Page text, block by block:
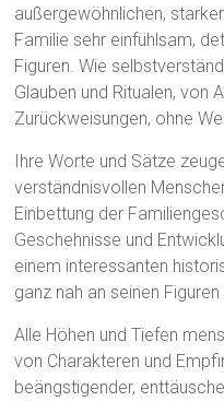
außergewöhnlichen,
Familie sehr einfühlsam,
Figuren. Wie
Glauben und Ritualen, von
Zurückweisungen, ohne
Ihre Worte und Sätze
verständnisvollen
Einbettung der
Geschehnisse und
einem interessanten
ganz nah an seinen
Alle Höhen und Tiefen
von Charakteren und
beängstigender,